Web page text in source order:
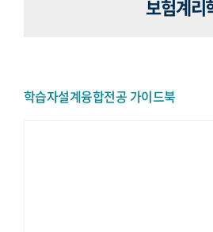
보험계리
학습자설계융합전공 가이드북